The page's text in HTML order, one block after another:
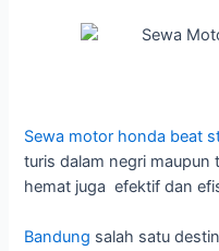
Sewa motor honda beat
turis dalam negri maupun
hemat juga efektif dan
Bandung salah satu